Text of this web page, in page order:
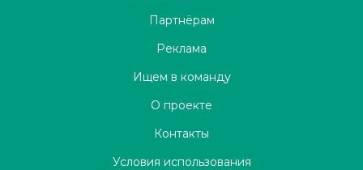
Партнёрам
Реклама
Ищем в команду
О проекте
Контакты
Условия использования